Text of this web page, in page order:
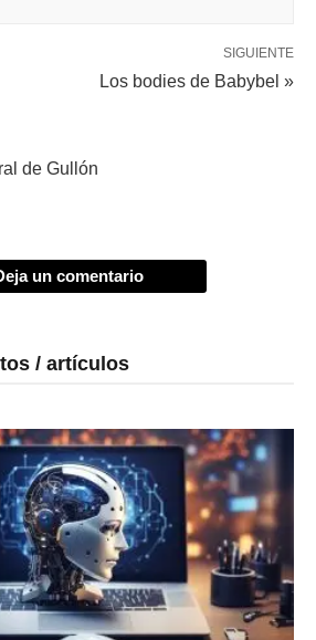
SIGUIENTE
Los bodies de Babybel »
de Gullón
un comentario
/ artículos